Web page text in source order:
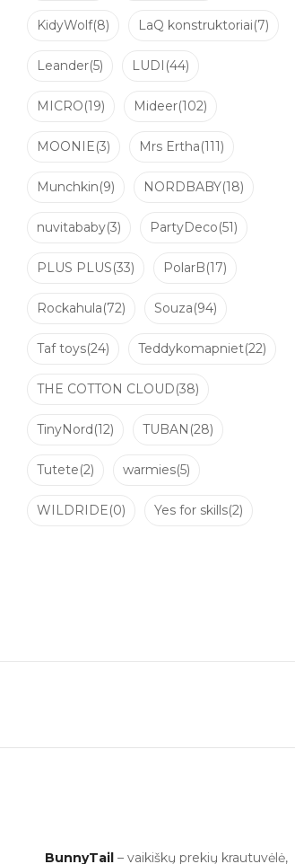
KidyWolf(8) LaQ konstruktoriai(7)
Leander(5) LUDI (44)
MICRO(19) Mideer(102)
MOONIE(3) Mrs Ertha(111)
Munchkin(9) NORDBABY(18)
nuvitababy(3) PartyDeco(51)
PLUS PLUS(33) PolarB(17)
Rockahula(72) Souza(94)
Taf toys(24) Teddykomapniet(22)
THE COTTON CLOUD(38)
TinyNord(12) TUBAN (28)
Tutete(2) warmies(5)
WILDRIDE(0) Yes for skills(2)
BunnyTail – vaikiškų prekių krautuvėlė,